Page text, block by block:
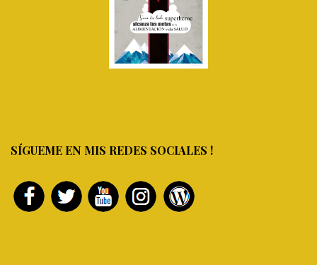
SÍGUEME EN MIS REDES SOCIALES !